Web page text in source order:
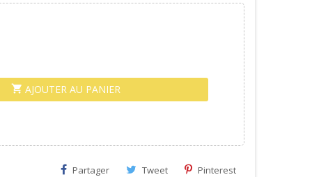
shopping_cart AJOUTER AU PANIER
Partager Tweet Pinterest